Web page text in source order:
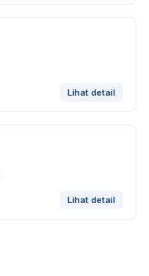
Lihat detail
Lihat detail